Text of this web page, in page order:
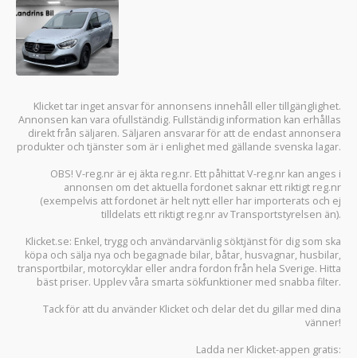
Klicket tar inget ansvar för annonsens innehåll eller tillgänglighet.
Annonsen kan vara ofullständig. Fullständig information kan erhållas
direkt från säljaren. Säljaren ansvarar för att de endast annonsera
produkter och tjänster som är i enlighet med gällande svenska lagar.
OBS! V-reg.nr är ej äkta reg.nr. Ett påhittat V-reg.nr kan anges i
annonsen om det aktuella fordonet saknar ett riktigt reg.nr
(exempelvis att fordonet är helt nytt eller har importerats och ej
tilldelats ett riktigt reg.nr av Transportstyrelsen än).
Klicket.se: Enkel, trygg och användarvänlig söktjänst för dig som ska
köpa och sälja nya och begagnade bilar, båtar, husvagnar, husbilar,
transportbilar, motorcyklar eller andra fordon från hela Sverige. Hitta
bäst priser. Upplev våra smarta sökfunktioner med snabba filter.
Tack för att du använder Klicket och delar det du gillar med dina
vänner!
Ladda ner Klicket-appen gratis: